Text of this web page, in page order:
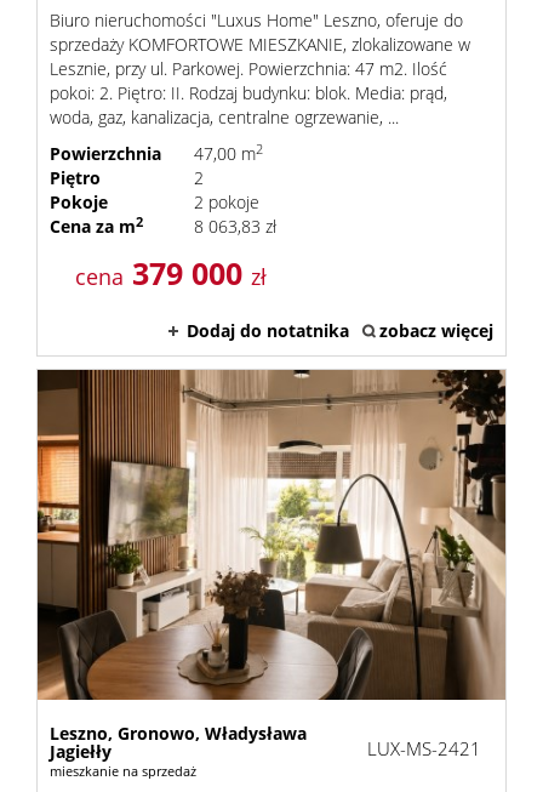
Biuro nieruchomości "Luxus Home" Leszno, oferuje do
sprzedaży KOMFORTOWE MIESZKANIE, zlokalizowane w
Lesznie, przy ul. Parkowej. Powierzchnia: 47 m2. Ilość
pokoi: 2. Piętro: II. Rodzaj budynku: blok. Media: prąd,
woda, gaz, kanalizacja, centralne ogrzewanie, ...
Powierzchnia
47,00 m2
Piętro
2
Pokoje
2 pokoje
Cena za m2 8 063,83 zł
cena 379 000 zł
Dodaj do notatnika zobacz więcej
Leszno, Gronowo, Władysława
Jagiełły
mieszkanie na sprzedaż
LUX-MS-2421